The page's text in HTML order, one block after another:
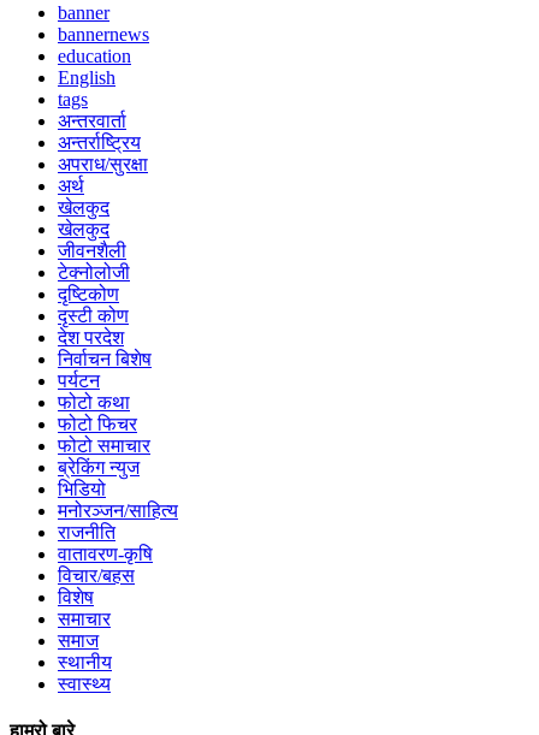
banner
bannernews
education
English
tags
अन्तरवार्ता
अन्तर्राष्ट्रिय
अपराध/सुरक्षा
अर्थ
खेलकुद
खेलकुद
जीवनशैली
टेक्नोलोजी
दृष्टिकोण
दृस्टी कोण
देश परदेश
निर्वाचन बिशेष
पर्यटन
फोटो कथा
फोटो फिचर
फोटो समाचार
ब्रेकिंग न्युज
भिडियो
मनोरञ्जन/साहित्य
राजनीति
वातावरण-कृषि
विचार/बहस
विशेष
समाचार
समाज
स्थानीय
स्वास्थ्य
हाम्रो बारे